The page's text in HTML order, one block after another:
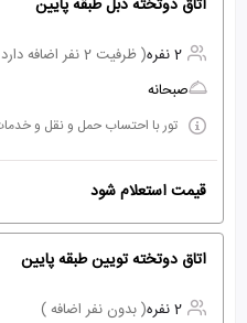
اتاق دوتخته دبل طبقه پایین
2 نفره
( ظرفیت 2 نفر اضافه دارد )
صبحانه
تور با احتساب حمل و نقل و
قیمت استعلام شود
اتاق دوتخته تویین طبقه پایین
2 نفره
( بدون نفر اضافه )